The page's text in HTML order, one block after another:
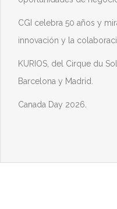
CGI celebra 50 años y
innovación y la
KURIOS, del Cirque du
Barcelona y Madrid.
Canada Day 2026.